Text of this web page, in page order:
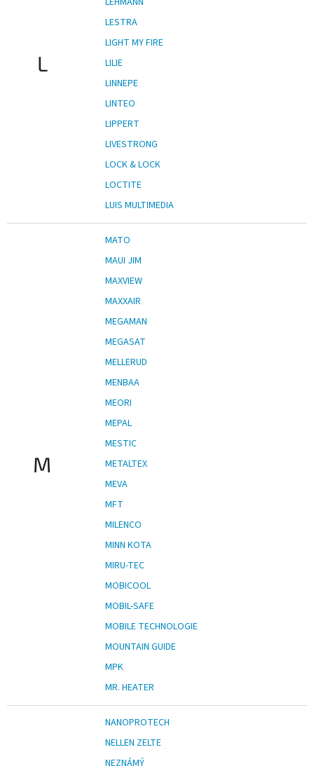
L
LESTRA
LIGHT MY FIRE
LILIE
LINNEPE
LINTEO
LIPPERT
LIVESTRONG
LOCK & LOCK
LOCTITE
LUIS MULTIMEDIA
M
MATO
MAUI JIM
MAXVIEW
MAXXAIR
MEGAMAN
MEGASAT
MELLERUD
MENBAA
MEORI
MEPAL
MESTIC
METALTEX
MEVA
MFT
MILENCO
MINN KOTA
MIRU-TEC
MOBICOOL
MOBIL-SAFE
MOBILE TECHNOLOGIE
MOUNTAIN GUIDE
MPK
MR. HEATER
NANOPROTECH
NELLEN ZELTE
NEZNÁMÝ